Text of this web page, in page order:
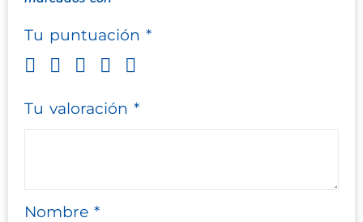
Tu puntuación *
Tu valoración *
Nombre *